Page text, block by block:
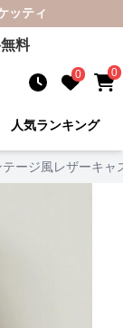
ッティ
料
0 0
人気ランキング
テージ風レザーキャ